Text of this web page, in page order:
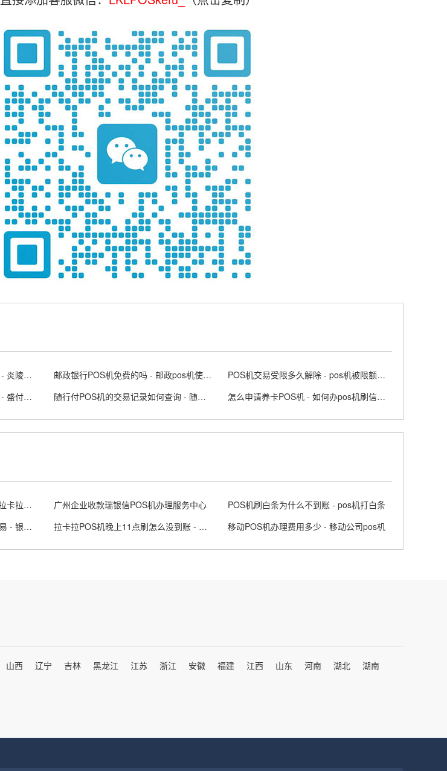
炎陵刷卡POS机办理如何申请的 - 炎陵哪里 邮政银行POS机免费的吗 - 邮政pos机使用方法
POS机交易受限多久解除 - pos机被限额怎么办
盛付通POS机云闪付费率是多少 - 盛付通刷卡机图片
随行付POS机的交易记录如何查询 - 随行付刷卡机 怎么申请养卡POS机 - 如何办pos机刷信用卡
拉卡拉电签POS机多少钱一台 - 拉卡拉电签pos怎么样 广州企业收款瑞银信POS机办理服务中心
POS机刷白条为什么不到账 - pos机打白条
银盛支付POS机如何设置扫码交易 - 银盛pos怎么使用
拉卡拉POS机晚上11点刷怎么没到账 - 上海由由集团有限公司新闻 移动POS机办理费用多少 - 移动公司pos机
山西 辽宁 吉林 黑龙江 江苏 浙江 安徽 福建 江西 山东 河南 湖北
湖南